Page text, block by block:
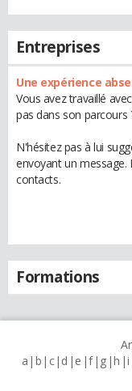
Entreprises
Une expérience
Vous avez travaillé
pas dans son parcours
N'hésitez pas à lui
envoyant un
contacts.
Formations
a b c d e f g h i